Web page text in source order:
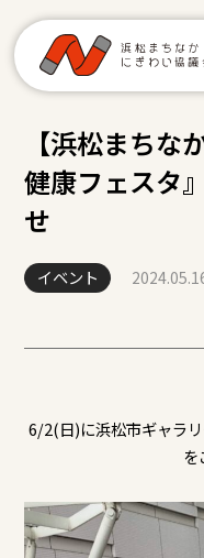
【浜松まちな
健康フェスタ
せ
イベント
6/2(日)に浜松市ギャラ
を